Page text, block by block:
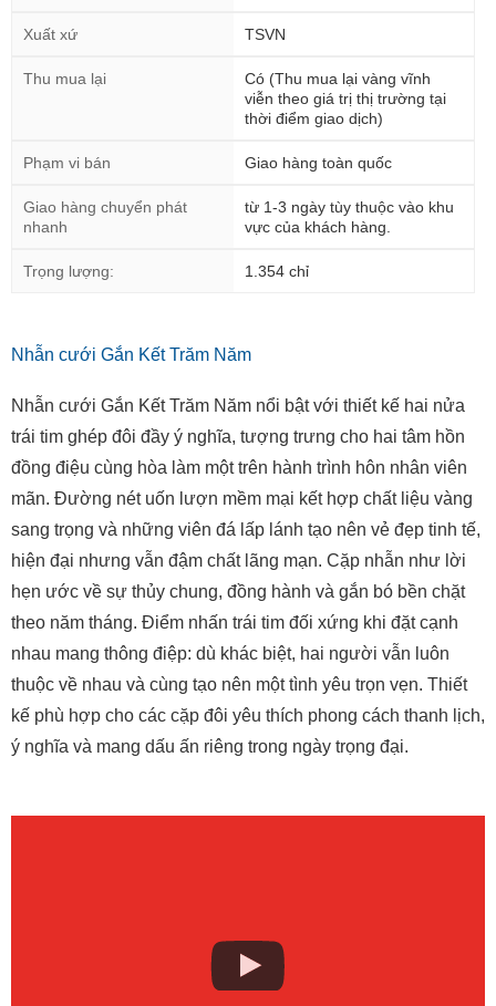
Xuất xứ TSVN
Thu mua lại
Có (Thu mua lại vàng vĩnh
viễn theo giá trị thị trường tại
thời điểm giao dịch)
Phạm vi bán Giao hàng toàn quốc
Giao hàng chuyển phát
nhanh
từ 1-3 ngày tùy thuộc vào khu
vực của khách hàng.
Trọng lượng: 1.354 chỉ
Nhẫn cưới Gắn Kết Trăm Năm
Nhẫn cưới Gắn Kết Trăm Năm nổi bật với thiết kế hai nửa
trái tim ghép đôi đầy ý nghĩa, tượng trưng cho hai tâm hồn
đồng điệu cùng hòa làm một trên hành trình hôn nhân viên
mãn. Đường nét uốn lượn mềm mại kết hợp chất liệu vàng
sang trọng và những viên đá lấp lánh tạo nên vẻ đẹp tinh tế,
hiện đại nhưng vẫn đậm chất lãng mạn. Cặp nhẫn như lời
hẹn ước về sự thủy chung, đồng hành và gắn bó bền chặt
theo năm tháng. Điểm nhấn trái tim đối xứng khi đặt cạnh
nhau mang thông điệp: dù khác biệt, hai người vẫn luôn
thuộc về nhau và cùng tạo nên một tình yêu trọn vẹn. Thiết
kế phù hợp cho các cặp đôi yêu thích phong cách thanh lịch,
ý nghĩa và mang dấu ấn riêng trong ngày trọng đại.